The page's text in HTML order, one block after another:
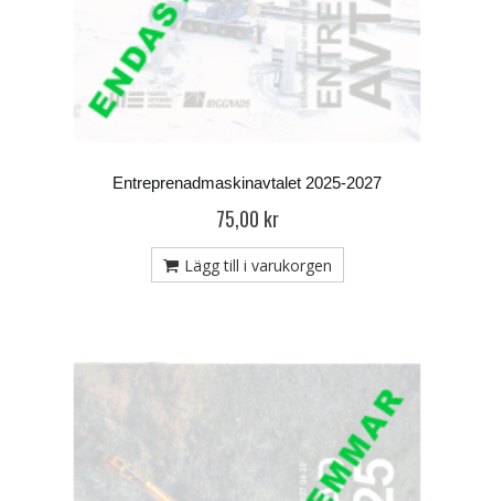
Entreprenadmaskinavtalet 2025-2027
75,00 kr
Lägg till i varukorgen